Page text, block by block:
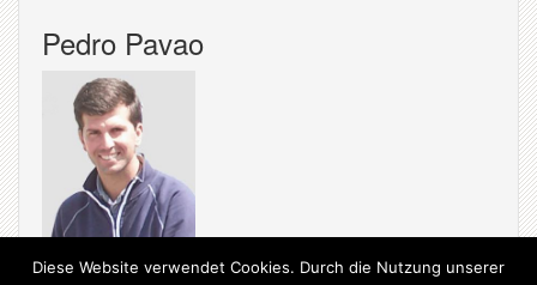
Pedro Pavao
Diese Website verwendet Cookies. Durch die Nutzung unserer